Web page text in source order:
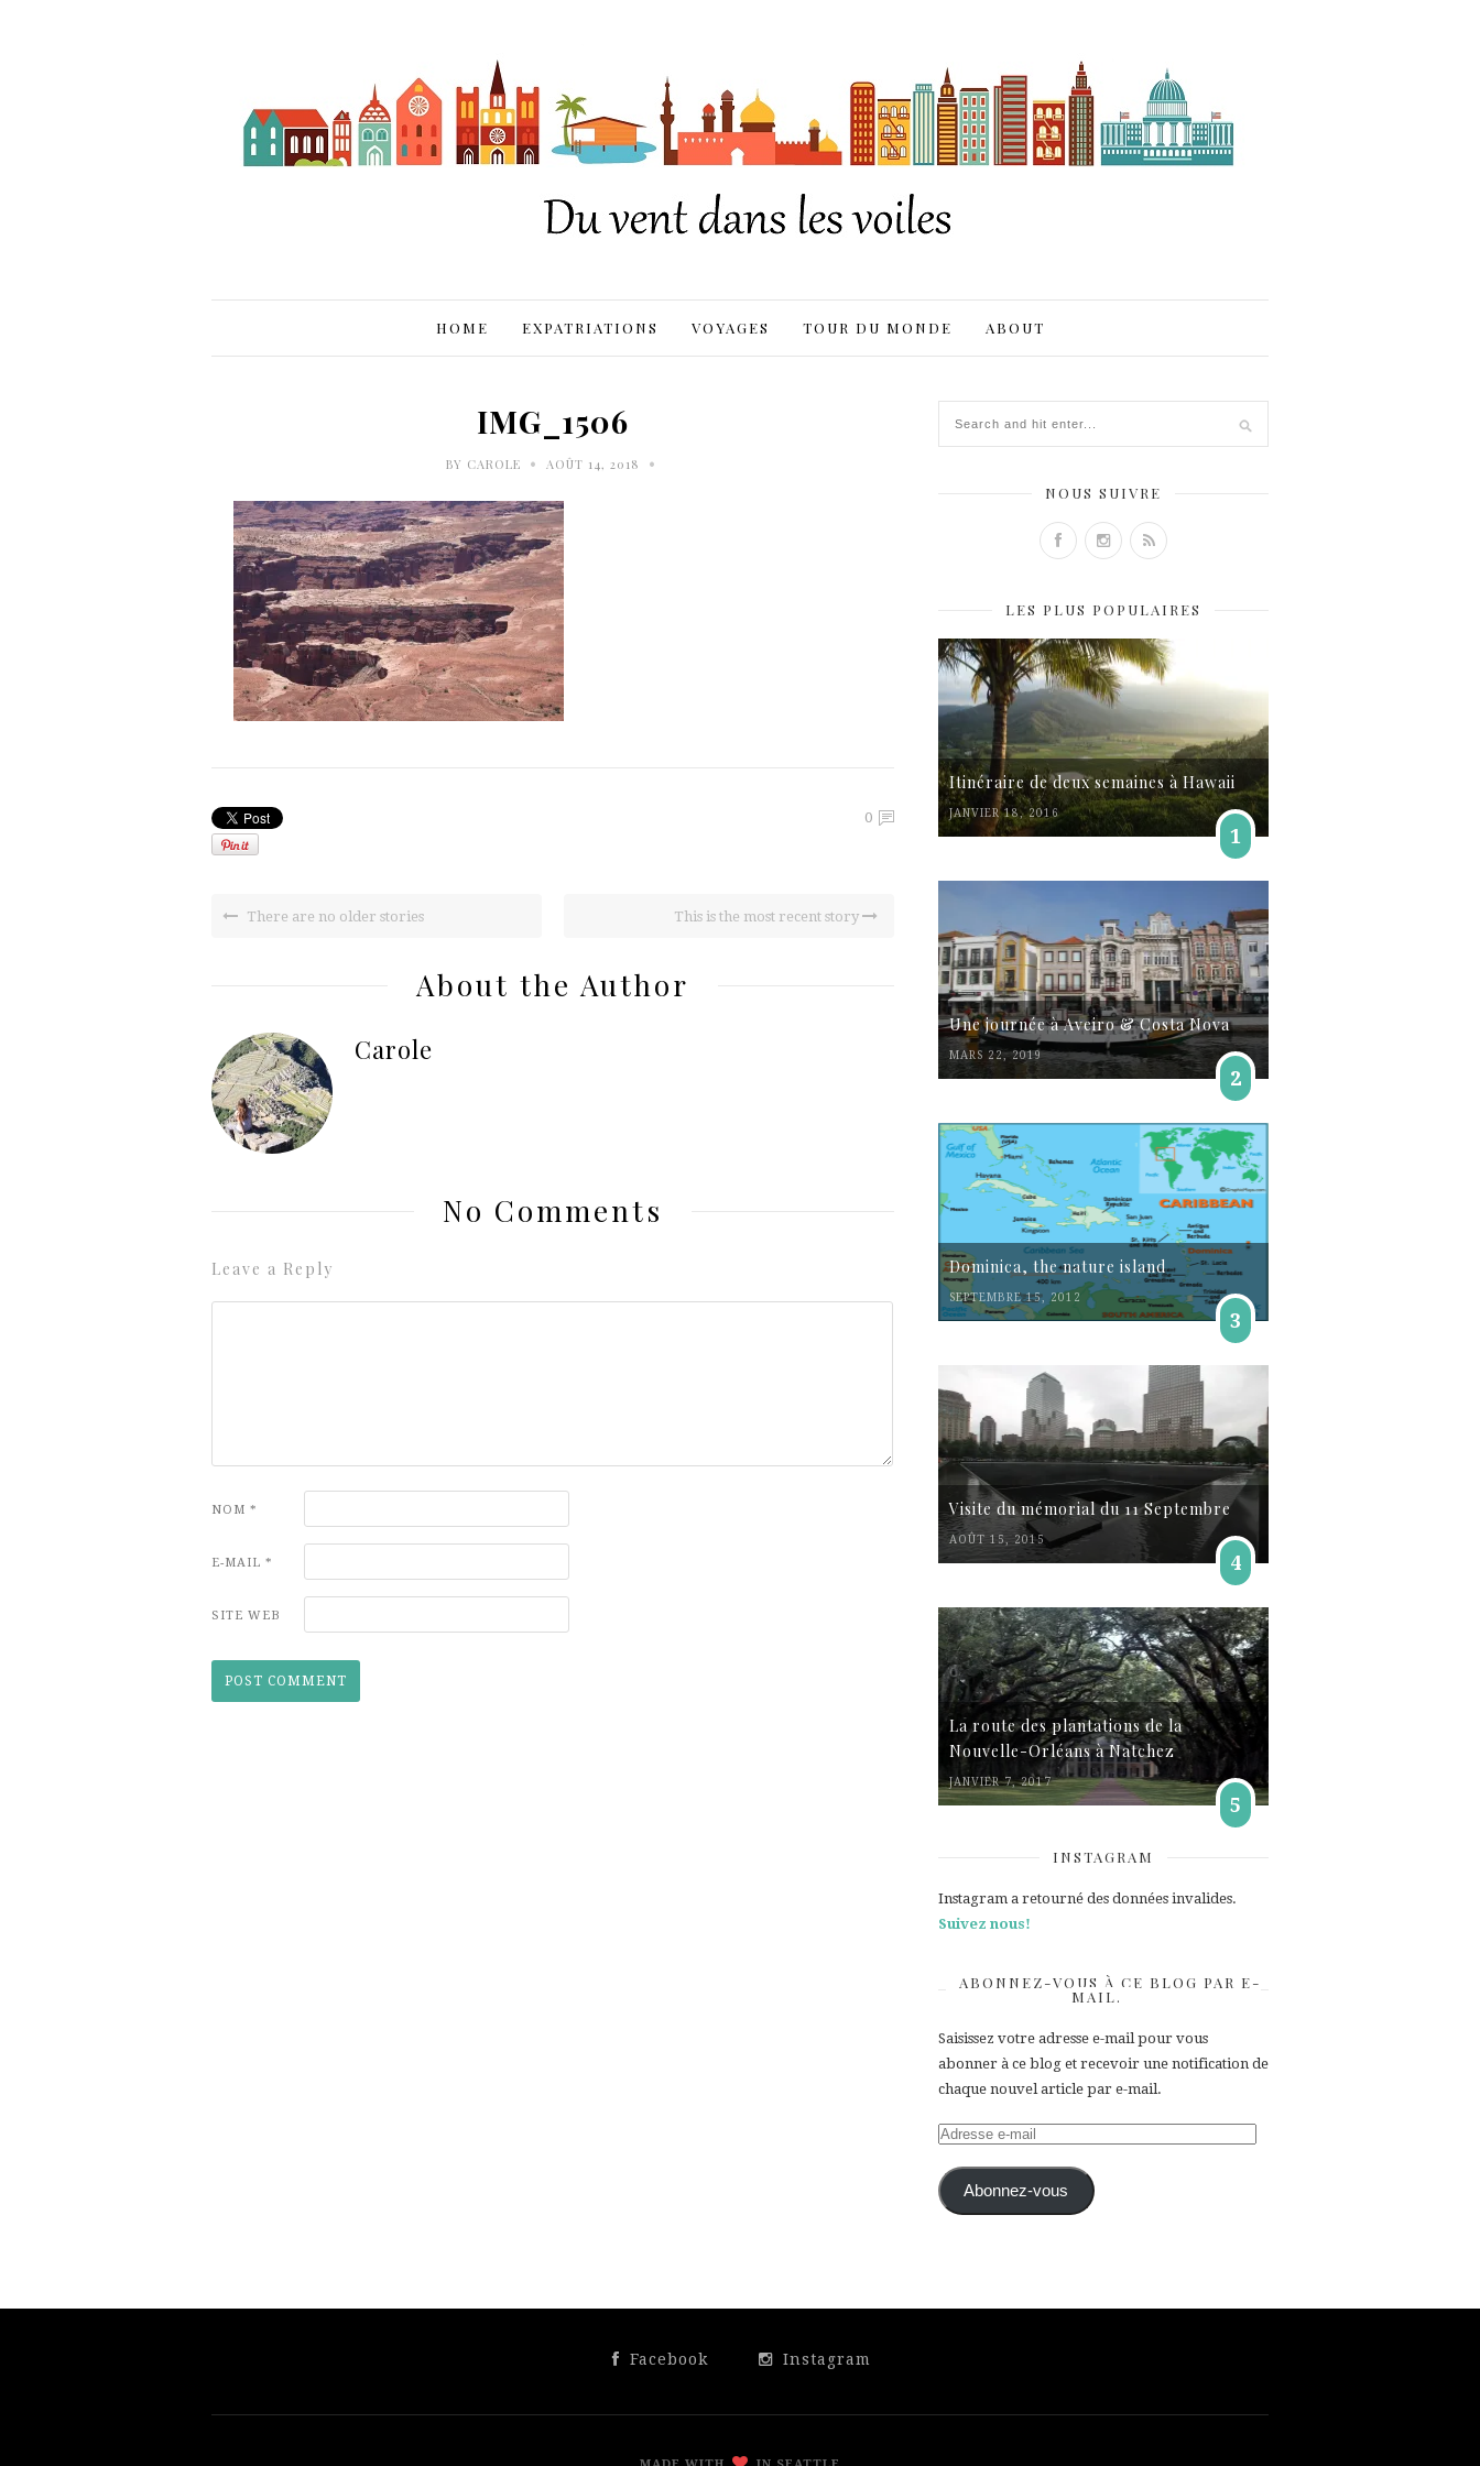
HOME EXPATRIATIONS VOYAGES TOUR DU MONDE ABOUT
IMG_1506
BY CAROLE • AOÛT 14, 2018 •
0
There are no older stories This is the most recent story
About the Author
Carole
No Comments
Leave a Reply
NOM *
E-MAIL *
SITE WEB
NOUS SUIVRE
LES PLUS POPULAIRES
Itinéraire de deux semaines à Hawaii
JANVIER 18, 2016
1
Une journée à Aveiro & Costa Nova
MARS 22, 2019
2
Dominica, the nature island
SEPTEMBRE 15, 2012
3
Visite du mémorial du 11 Septembre
AOÛT 15, 2015
4
La route des plantations de la
Nouvelle-Orléans à Natchez
JANVIER 7, 2017
5
INSTAGRAM
Instagram a retourné des données invalides.
Suivez nous!
ABONNEZ-VOUS À CE BLOG PAR E-
MAIL.
Saisissez votre adresse e-mail pour vous
abonner à ce blog et recevoir une notification de
chaque nouvel article par e-mail.
Adresse
mail Abonnez-vous
Facebook Instagram